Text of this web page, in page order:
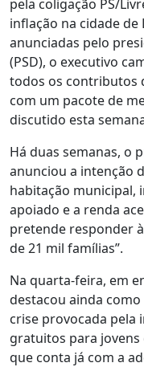
pela coligação PS/
inflação na cidade de
anunciadas pelo
(PSD), o executivo
todos os contributos
com um pacote de
discutido esta
Há duas semanas, o
anunciou a intenção
habitação municipal,
apoiado e a renda
pretende responder
de 21 mil famílias”.
Na quarta-feira, em
destacou ainda
crise provocada pela
gratuitos para jovens
que conta já com a